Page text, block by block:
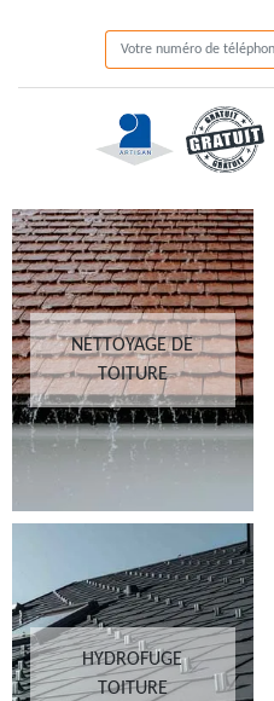
NETTOYAGE DE
TOITURE
HYDROFUGE
TOITURE